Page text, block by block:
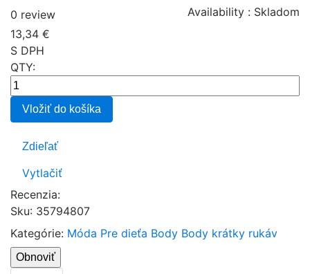
0 review Availability : Skladom
13,34 €
S DPH
QTY:
Vložiť do košíka
Zdieľať
Vytlačiť
Recenzia:
Sku: 35794807
Kategórie: Móda Pre dieťa Body Body krátky rukáv